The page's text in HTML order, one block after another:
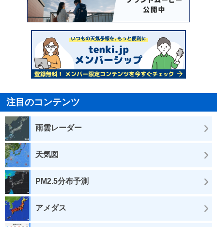
注目のコンテンツ
雨雲レーダー
天気図
PM2.5分布予測
アメダス